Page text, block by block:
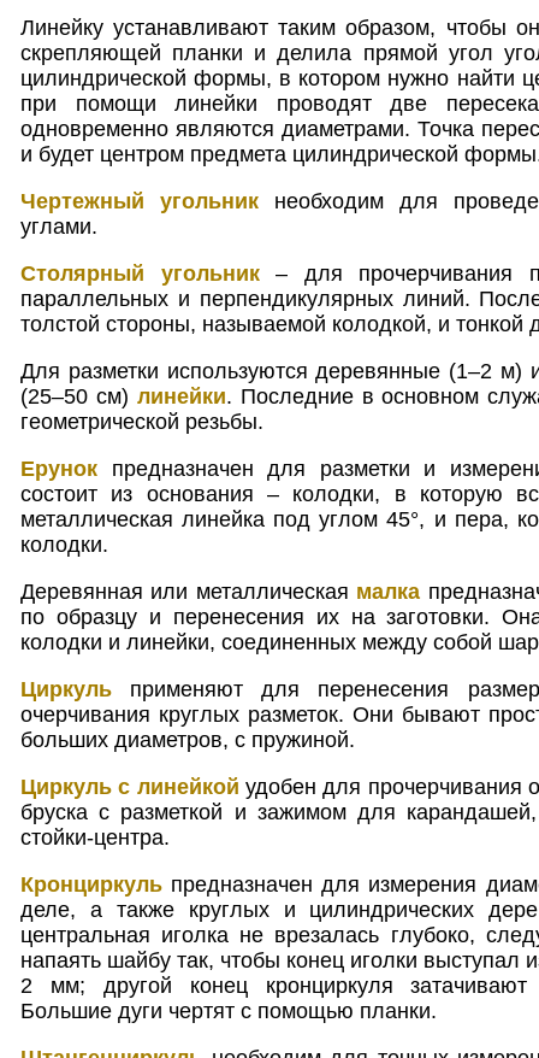
Линейку устанавливают таким образом, чтобы
скрепляющей планки и делила прямой угол
цилиндрической формы, в котором нужно найти
при помощи линейки проводят две
одновременно являются диаметрами. Точка
и будет центром предмета цилиндрической
Чертежный угольник необходим для
углами.
Столярный угольник– для прочерчивания
параллельных и перпендикулярных линий.
толстой стороны, называемой колодкой, и тонкой
Для разметки используются деревянные (1–2 м)
(25–50 см) линейки. Последние в основном
геометрической резьбы.
Ерунок предназначен для разметки и
состоит из основания – колодки, в которую
металлическая линейка под углом 45°, и пера,
колодки.
Деревянная или металлическая малка
по образцу и перенесения их на заготовки.
колодки и линейки, соединенных между собой
Циркуль применяют для перенесения
очерчивания круглых разметок. Они бывают
больших диаметров, с пружиной.
Циркуль с линейкой удобен для прочерчивания
бруска с разметкой и зажимом для
стойки-центра.
Кронциркуль предназначен для измерения
деле, а также круглых и цилиндрических
центральная иголка не врезалась глубоко,
напаять шайбу так, чтобы конец иголки выступал
2 мм; другой конец кронциркуля
Большие дуги чертят с помощью планки.